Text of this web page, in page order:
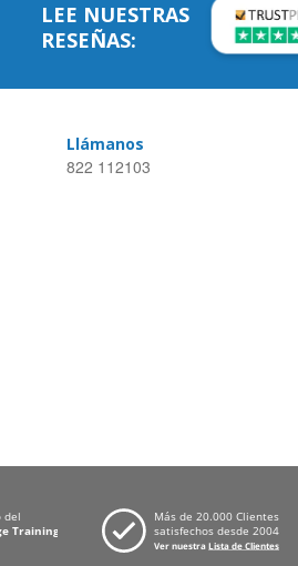
LEE NUESTRAS
RESEÑAS:
Llámanos
822 112103